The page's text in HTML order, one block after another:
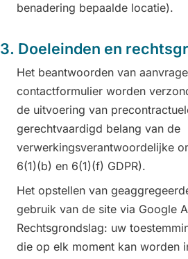
benadering bepaalde locatie).
3. Doeleinden en
Het beantwoorden van
contactformulier worden
de uitvoering van
gerechtvaardigd belang van de
verwerkingsverantwoordelijke
6(1)(b) en 6(1)(f) GDPR).
Het opstellen van
gebruik van de site via Google
Rechtsgrondslag: uw
die op elk moment kan worden